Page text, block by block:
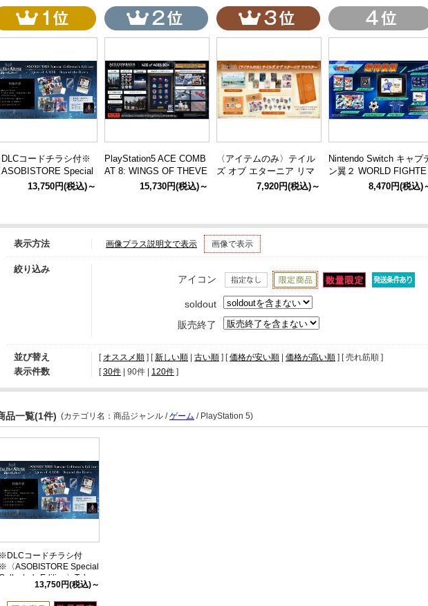
コードチラシ付※
ASOBISTORE Special
Edition〉Tales
13,750円(税込)～
PlayStation5 ACE COMB
AT 8: WINGS OF THEVE
ACE of ACES BOX ACE
15,730円(税込)～
〈アイテムのみ〉テイル
ズ オブ エターニア リマ
スター アイテムのみ
7,920円(税込)～
Nintendo Switch キャプ
ン翼２ WORLD FIGHTE
RS 超特装版 超特装版
8,470円(税込)
表示方法 画像プラス説明文で表示 画像で表示
絞り込み
アイコン
soldout
販売終了
並び替え [ オススメ順 ] [新しい順 古い順 ] [価格が安い順 価格が高い順 ] [ 売れ筋順 ]
表示件数 [ 30件 90件 120件 ]
品一覧(1件) (カテゴリ名：商品ジャンル /ゲーム / PlayStation 5)
※DLCコードチラシ付
※〈ASOBISTORE Special
Collector's Edition〉Tales
of ARISE - Beyond the
Dawn
13,750円(税込)～